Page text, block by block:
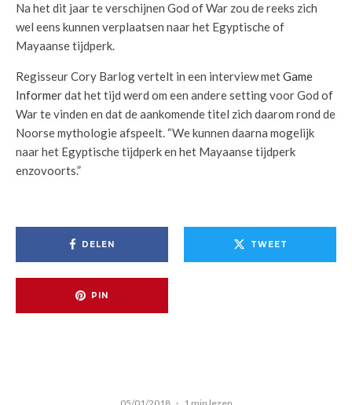
Na het dit jaar te verschijnen God of War zou de reeks zich
wel eens kunnen verplaatsen naar het Egyptische of
Mayaanse tijdperk.
Regisseur Cory Barlog vertelt in een interview metGame
Informerdat het tijd werd om een andere setting voor God of
War te vinden en dat de aankomende titel zich daarom rond de
Noorse mythologie afspeelt. “We kunnen daarna mogelijk
naar het Egyptische tijdperk en het Mayaanse tijdperk
enzovoorts.”
DELEN TWEET
PIN